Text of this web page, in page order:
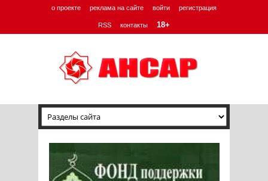
о проекте реклама на сайте войти регистрация
RSS контакты 18+